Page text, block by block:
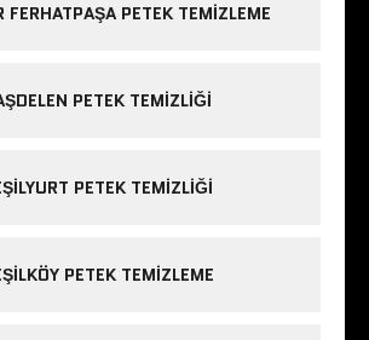
FERHATPAŞA PETEK TEMIZLEME
PETEK TEMIZLIĞI
PETEK TEMIZLIĞI
PETEK TEMIZLEME